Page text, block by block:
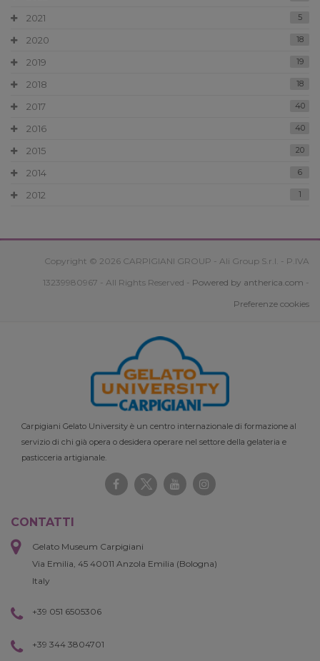
2021 5
2020 18
2019 19
2018 18
2017 40
2016 40
2015 20
2014 6
2012 1
Copyright © 2026 CARPIGIANI GROUP - Ali Group S.r.l. - P.IVA
13239980967 - All Rights Reserved - Powered by antherica.com -
Preferenze cookies
Carpigiani Gelato University è un centro internazionale di formazione al
servizio di chi già opera o desidera operare nel settore della gelateria e
pasticceria artigianale.
CONTATTI
Gelato Museum Carpigiani
Via Emilia, 45 40011 Anzola Emilia (Bologna)
Italy
+39 051 6505306
+39 344 3804701